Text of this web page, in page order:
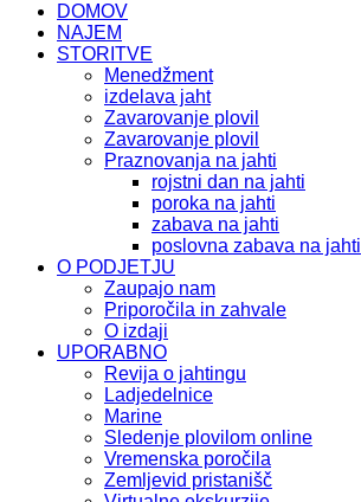
DOMOV
NAJEM
STORITVE
Menedžment
izdelava jaht
Zavarovanje plovil
Zavarovanje plovil
Praznovanja na jahti
rojstni dan na jahti
poroka na jahti
zabava na jahti
poslovna zabava na jahti
O PODJETJU
Zaupajo nam
Priporočila in zahvale
O izdaji
UPORABNO
Revija o jahtingu
Ladjedelnice
Marine
Sledenje plovilom online
Vremenska poročila
Zemljevid pristanišč